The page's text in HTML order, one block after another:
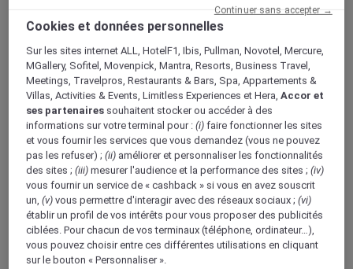
Independence Avenue, Ridge, PMB CT 343,
PMBCT343, accra, Ghana
+233 302 611 000
À propos de ce restaurant
Cookies et données personnelles
Sur les sites internet ALL, HotelF1, Ibis, Pullman, Novotel, Mercure,
MGallery, Sofitel, Movenpick, Mantra, Resorts, Business Travel,
Meetings, Travelpros, Restaurants & Bars, Spa, Appartements &
Villas, Activities & Events, Limitless Experiences et Hera,Accor et
ses partenaires souhaitent stocker ou accéder à des
informations sur votre terminal pour :(i) faire fonctionner les sites
et vous fournir les services que vous demandez (vous ne pouvez
pas les refuser) ;(ii) améliorer et personnaliser les fonctionnalités
des sites ;(iii) mesurer l'audience et la performance des sites ;(iv)
vous fournir un service de « cashback » si vous en avez souscrit
un,(v) vous permettre d'interagir avec des réseaux sociaux ;(vi)
établir un profil de vos intérêts pour vous proposer des publicités
ciblées. Pour chacun de vos terminaux (téléphone, ordinateur…),
vous pouvez choisir entre ces différentes utilisations en cliquant
sur le bouton « Personnaliser ».
Continuer sans accepter →